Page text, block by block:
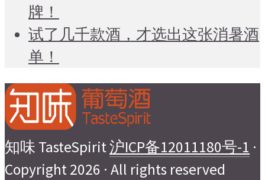
牌！
试了几千款酒，才选出这张消暑酒
单！
知味 TasteSpirit沪ICP备12011180号-1 ·
Copyright 2026 · All rights reserved